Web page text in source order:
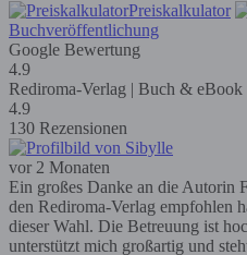
Preiskalkulator
Buchveröffentlichung
Google Bewertung
4.9
Rediroma-Verlag | Buch &
4.9
130 Rezensionen
vor 2 Monaten
Ein großes Danke an die Autorin
den Rediroma-Verlag empfohlen
dieser Wahl. Die Betreuung ist
unterstützt mich großartig und